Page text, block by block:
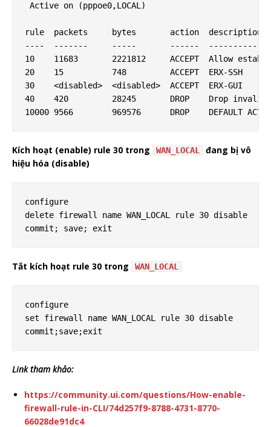
Active on (pppoe0,LOCAL)
rule  packets     bytes       action  description
----  -------     -----       ------  -----------
10    11683       2221812     ACCEPT  Allow
20    15          748         ACCEPT  ERX-SSH
30    <disabled>  <disabled>  ACCEPT  ERX-GUI
40    420         28245       DROP    Drop invalid
Kích hoạt (enable) rule 30 trong WAN_LOCAL
đang bị vô
hiệu hóa (disable)
configure
delete firewall name WAN_LOCAL rule 30 disable
Tắt kích hoạt rule 30 trong WAN_LOCAL
configure
set firewall name WAN_LOCAL rule 30 disable
Link tham khảo:
https://community.ui.com/questions/How-enable-
firewall-rule-in-CLI/74d257f9-8788-4731-8770-
66028de91dc4